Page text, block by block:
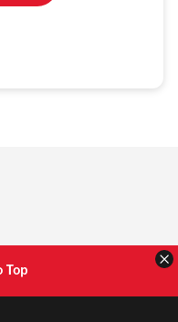
Top